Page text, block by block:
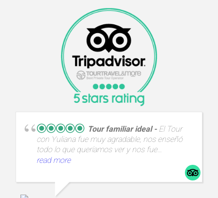
Tour familiar ideal
El Tour
con Yuliana fue muy agradable, nos enseñó
todo lo que queríamos ver y nos fue
explicando todo muy bien. Fue muy atenta y
read more